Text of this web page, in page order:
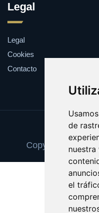
de
el
Legal
Legal
Cookies
Contacto
Update
Copyright © 2025